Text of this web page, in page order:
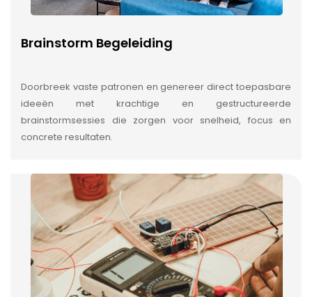
Brainstorm Begeleiding
Doorbreek vaste patronen en genereer direct toepasbare
ideeën met krachtige en gestructureerde
brainstormsessies die zorgen voor snelheid, focus en
concrete resultaten.